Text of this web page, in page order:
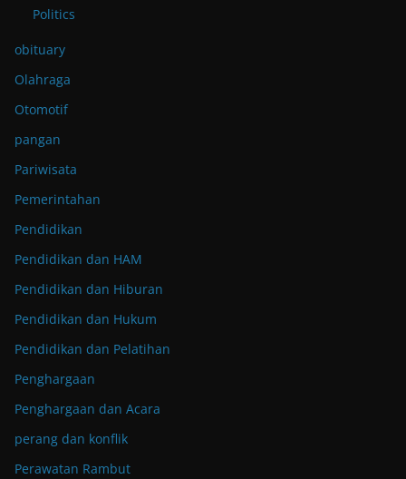
Politics
obituary
Olahraga
Otomotif
pangan
Pariwisata
Pemerintahan
Pendidikan
Pendidikan dan HAM
Pendidikan dan Hiburan
Pendidikan dan Hukum
Pendidikan dan Pelatihan
Penghargaan
Penghargaan dan Acara
perang dan konflik
Perawatan Rambut